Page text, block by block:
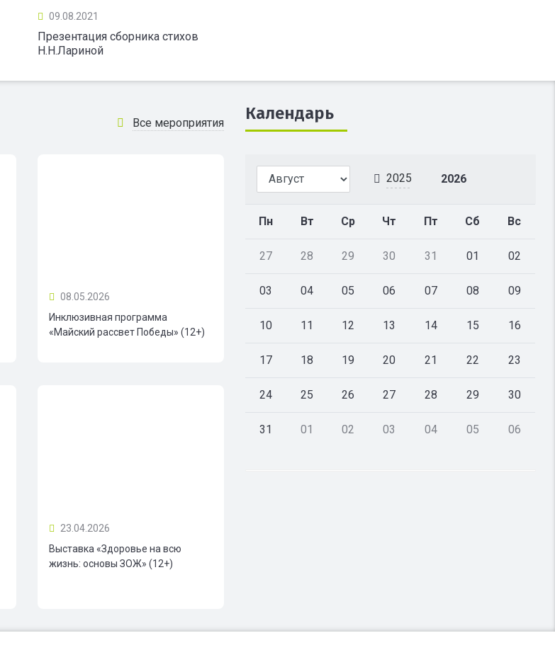
09.08.2021
Презентация сборника стихов
Н.Н.Лариной
Все мероприятия
08.05.2026
Инклюзивная программа
«Майский рассвет Победы» (12+)
23.04.2026
Выставка «Здоровье на всю
жизнь: основы ЗОЖ» (12+)
Календарь
2025 2026
Пн Вт Ср Чт Пт Сб Вс
27 28 29 30 31 01 02
03 04 05 06 07 08 09
10 11 12 13 14 15 16
17 18 19 20 21 22 23
24 25 26 27 28 29 30
31 01 02 03 04 05 06